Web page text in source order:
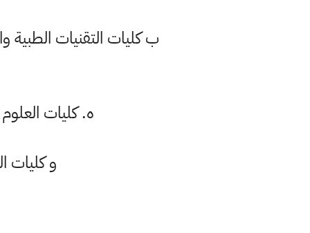
ب كليات التقنيات الطبية
ه. كليات
و كليات